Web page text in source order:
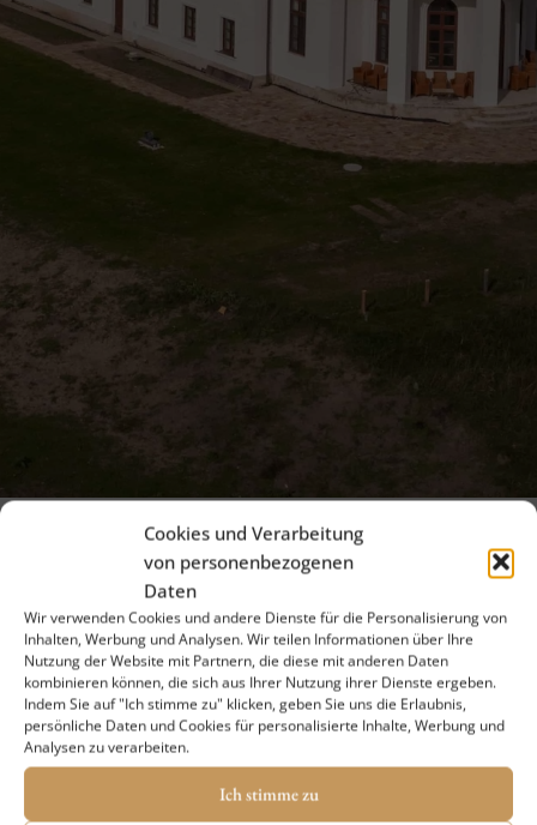
Cookies und Verarbeitung
von personenbezogenen
Daten
Wir verwenden Cookies und andere Dienste für die Personalisierung von
Inhalten, Werbung und Analysen. Wir teilen Informationen über Ihre
Nutzung der Website mit Partnern, die diese mit anderen Daten
kombinieren können, die sich aus Ihrer Nutzung ihrer Dienste ergeben.
Indem Sie auf "Ich stimme zu" klicken, geben Sie uns die Erlaubnis,
persönliche Daten und Cookies für personalisierte Inhalte, Werbung und
Analysen zu verarbeiten.
Ich stimme zu
Das Schlösschen heute
Das Schlösschen Lány hat heute eine umfassende
Rekonstruktion hinter sich, die ihm neues Leben
eingehaucht hat, und ist zu einer Oase der Ruhe und
desLuxusfür seine Gäste geworden. Mit dem Fokus
auf die Bewahrung deshistorischen Charmesund der
Authentizität kombiniert es den Charme alter
Architektur mit modernen Elementen und einer
erstklassigen Ausstattung.